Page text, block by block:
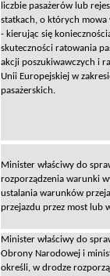
liczbie pasażerów lub
statkach, o których mowa
- kierując się
skuteczności ratowania
akcji poszukiwawczych i
Unii Europejskiej w
pasażerskich.
Minister właściwy do
rozporządzenia warunki
ustalania warunków
przejazdu przez most lub
Minister właściwy do
Obrony Narodowej i
określi, w drodze